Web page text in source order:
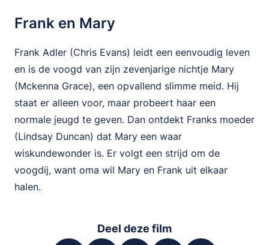
Frank en Mary
Frank Adler (Chris Evans) leidt een eenvoudig leven
en is de voogd van zijn zevenjarige nichtje Mary
(Mckenna Grace), een opvallend slimme meid. Hij
staat er alleen voor, maar probeert haar een
normale jeugd te geven. Dan ontdekt Franks moeder
(Lindsay Duncan) dat Mary een waar
wiskundewonder is. Er volgt een strijd om de
voogdij, want oma wil Mary en Frank uit elkaar
halen.
Deel deze film